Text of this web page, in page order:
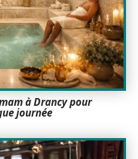
à Drancy pour
journée